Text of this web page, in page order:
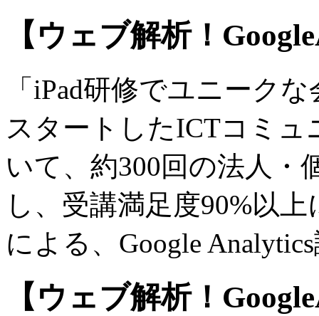
【ウェブ解析！
「iPad研修でユニーク
スタートしたICTコミ
いて、約300回の法人・
し、受講満足度90%以
による、Google
【ウェブ解析！